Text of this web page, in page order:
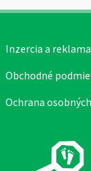
Inzercia a reklama
Obchodné
Ochrana